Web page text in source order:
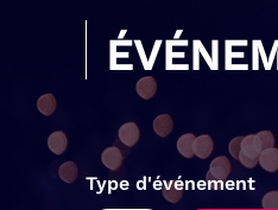
Type d'événement